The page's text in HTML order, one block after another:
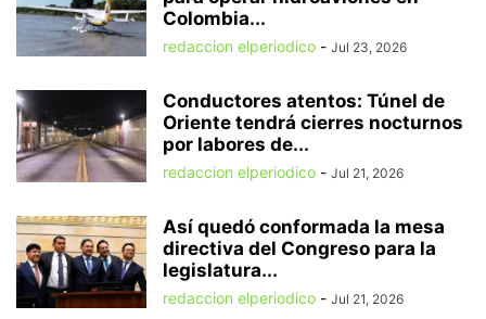
Colombia...
redaccion elperiodico - Jul 23, 2026
Conductores atentos: Túnel de
Oriente tendrá cierres nocturnos
por labores de...
redaccion elperiodico - Jul 21, 2026
Así quedó conformada la mesa
directiva del Congreso para la
legislatura...
redaccion elperiodico - Jul 21, 2026